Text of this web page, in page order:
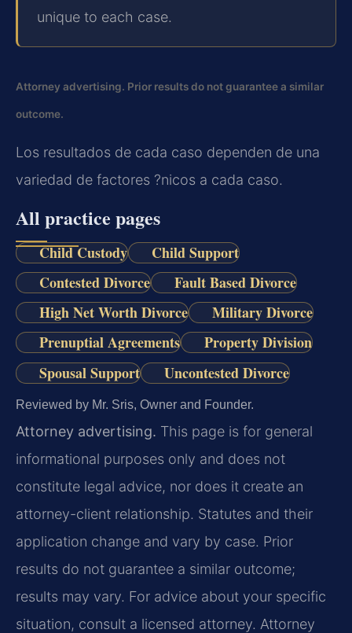
unique to each case.
Attorney advertising. Prior results do not guarantee a similar
outcome.
Los resultados de cada caso dependen de una
variedad de factores ?nicos a cada caso.
All practice pages
Child Custody
Child Support
Contested Divorce
Fault Based Divorce
High Net Worth Divorce
Military Divorce
Prenuptial Agreements
Property Division
Spousal Support
Uncontested Divorce
Reviewed by Mr. Sris, Owner and Founder.
Attorney advertising. This page is for general
informational purposes only and does not
constitute legal advice, nor does it create an
attorney-client relationship. Statutes and their
application change and vary by case. Prior
results do not guarantee a similar outcome;
results may vary. For advice about your specific
situation, consult a licensed attorney. Attorney